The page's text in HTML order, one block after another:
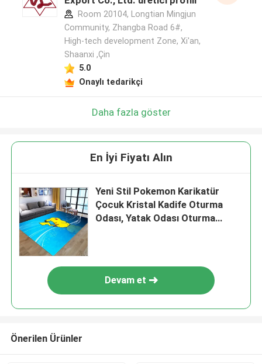
Room 20104, Longtian Mingjun
Community, Zhangba Road 6#,
High-tech development Zone, Xi'an,
Shaanxi ,Çin
5.0
Onaylı tedarikçi
Daha fazla göster
En İyi Fiyatı Alın
Yeni Stil Pokemon Karikatür
Çocuk Kristal Kadife Oturma
Odası, Yatak Odası Oturma
Devam et
Önerilen Ürünler